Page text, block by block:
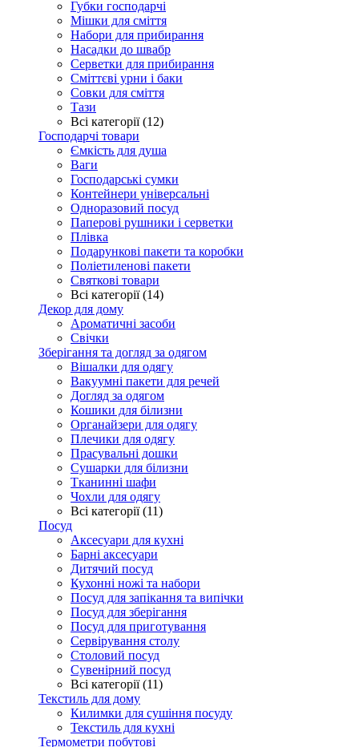
Губки господарчі
Мішки для сміття
Набори для прибирання
Насадки до швабр
Серветки для прибирання
Сміттєві урни і баки
Совки для сміття
Тази
Всі категорії (12)
Господарчі товари
Ємкість для душа
Ваги
Господарські сумки
Контейнери універсальні
Одноразовий посуд
Паперові рушники і серветки
Плівка
Подарункові пакети та коробки
Поліетиленові пакети
Святкові товари
Всі категорії (14)
Декор для дому
Ароматичні засоби
Свічки
Зберігання та догляд за одягом
Вішалки для одягу
Вакуумні пакети для речей
Догляд за одягом
Кошики для білизни
Органайзери для одягу
Плечики для одягу
Прасувальні дошки
Сушарки для білизни
Тканинні шафи
Чохли для одягу
Всі категорії (11)
Посуд
Аксесуари для кухні
Барні аксесуари
Дитячий посуд
Кухонні ножі та набори
Посуд для запікання та випічки
Посуд для зберігання
Посуд для приготування
Сервірування столу
Столовий посуд
Сувенірний посуд
Всі категорії (11)
Текстиль для дому
Килимки для сушіння посуду
Текстиль для кухні
Термометри побутові